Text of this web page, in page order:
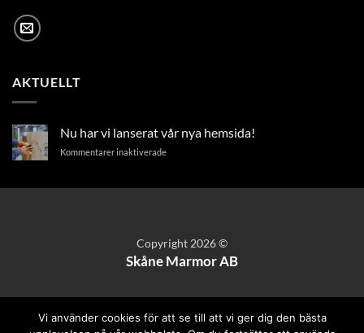
AKTUELLT
Nu har vi lanserat vår nya hemsida!
Kommentarer inaktiveradeför
hemsida!
Copyright 2026 ©
Skåne Marmor AB
Vi använder cookies för att se till att vi ger dig den bästa